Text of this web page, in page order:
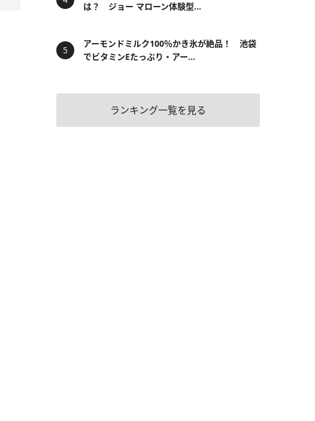
は？ ジョー マローン体験型...
アーモンドミルク100％かき氷が絶品！ 池袋
でビタミンEたっぷり・アー...
ランキング一覧を見る